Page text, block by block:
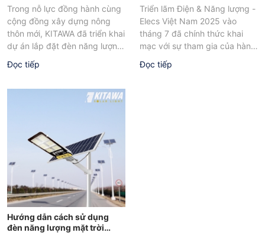
Trong nỗ lực đồng hành cùng
cộng đồng xây dựng nông
thôn mới, KITAWA đã triển khai
dự án lắp đặt đèn năng lượng
mặt trời...
Đọc tiếp
Triển lãm Điện & Năng lượng -
Elecs Việt Nam 2025 vào
tháng 7 đã chính thức khai
mạc với sự tham gia của hàng
Đọc tiếp
Hướng dẫn cách sử dụng
đèn năng lượng mặt trời